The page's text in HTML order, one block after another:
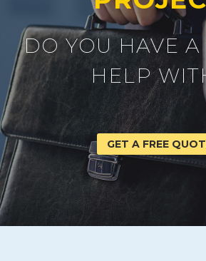
DO YOU HAVE A
HELP
GET A FREE